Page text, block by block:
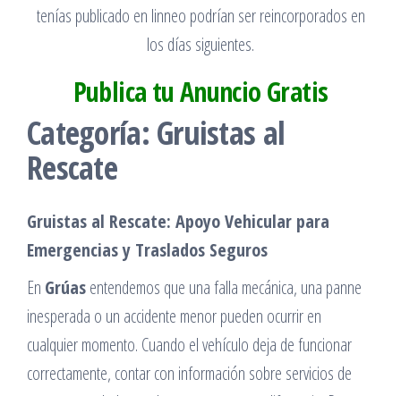
tenías publicado en linneo podrían ser reincorporados en
los días siguientes.
Publica tu Anuncio Gratis
Categoría: Gruistas al
Rescate
Gruistas al Rescate: Apoyo Vehicular para
Emergencias y Traslados Seguros
En Grúasentendemos que una falla mecánica, una panne
inesperada o un accidente menor pueden ocurrir en
cualquier momento. Cuando el vehículo deja de funcionar
correctamente, contar con información sobre servicios de